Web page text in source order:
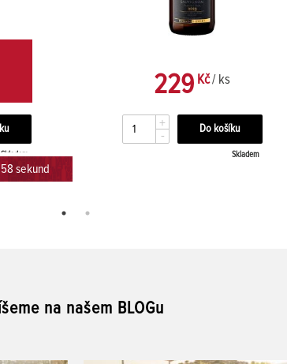
Skladem
sekund
229 Kč/ ks
+
-
Skladem
na našem BLOGu